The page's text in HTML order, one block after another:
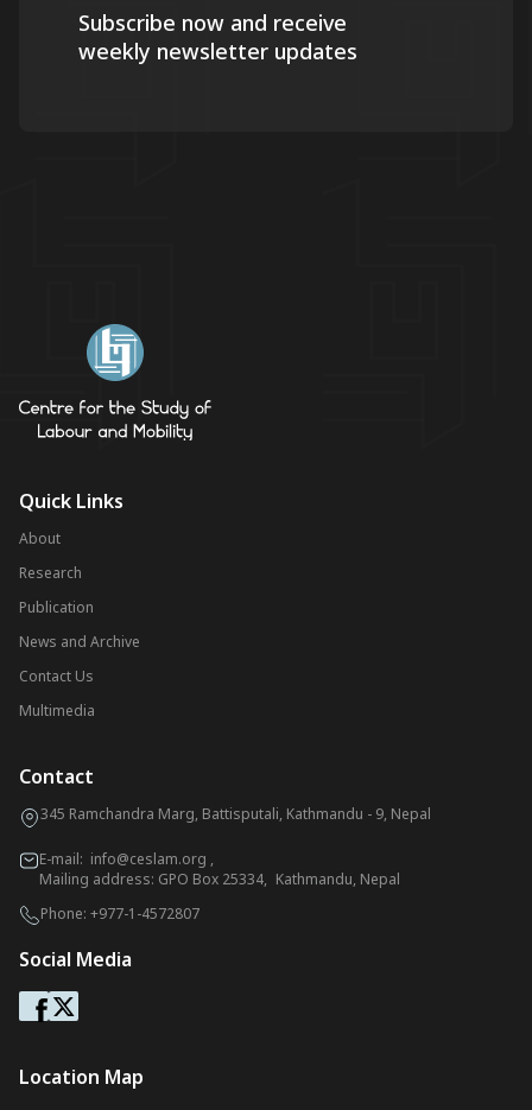
Subscribe now and receive
weekly newsletter updates
Quick Links
About
Research
Publication
News and Archive
Contact Us
Multimedia
Contact
345 Ramchandra Marg, Battisputali, Kathmandu - 9, Nepal
E-mail: info@ceslam.org ,
Mailing address: GPO Box 25334, Kathmandu, Nepal
Phone: +977-1-4572807
Social Media
Location Map